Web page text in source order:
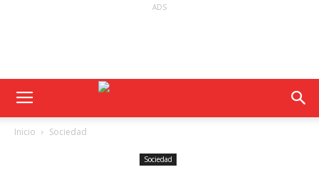
ADS
Inicio Sociedad
Sociedad